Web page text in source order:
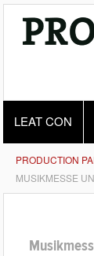
LEAT CON
PRODUCTION
MUSIKMESSE